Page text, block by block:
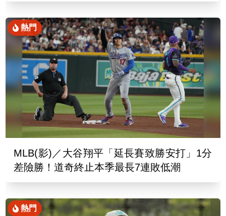
熱門
MLB(影)／大谷翔平「延長賽致勝安打」1分
差險勝！道奇終止本季最長7連敗低潮
熱門